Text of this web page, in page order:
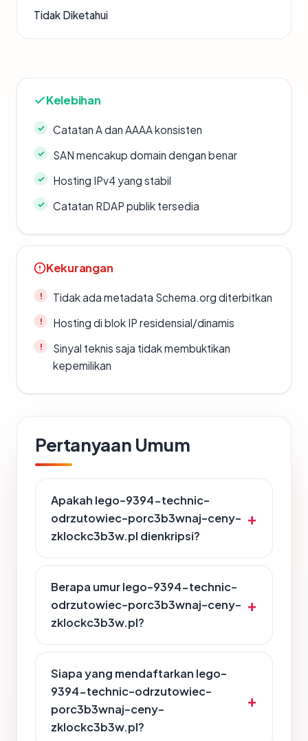
Tidak Diketahui
Kelebihan
Catatan A dan AAAA konsisten
SAN mencakup domain dengan benar
Hosting IPv4 yang stabil
Catatan RDAP publik tersedia
Kekurangan
Tidak ada metadata Schema.org diterbitkan
Hosting di blok IP residensial/dinamis
Sinyal teknis saja tidak membuktikan
kepemilikan
Pertanyaan Umum
Apakah lego-9394-technic-
odrzutowiec-porc3b3wnaj-ceny-
zklockc3b3w.pl dienkripsi?
Berapa umur lego-9394-technic-
odrzutowiec-porc3b3wnaj-ceny-
zklockc3b3w.pl?
Siapa yang mendaftarkan lego-
9394-technic-odrzutowiec-
porc3b3wnaj-ceny-
zklockc3b3w.pl?